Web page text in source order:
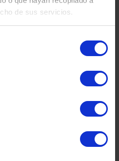
de sus servicios.